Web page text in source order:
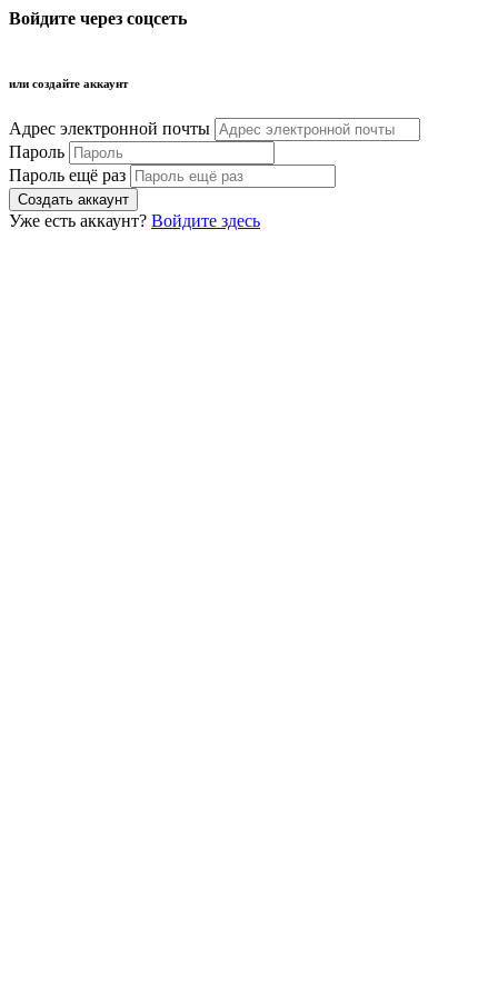
Войдите через соцсеть
или создайте аккаунт
Адрес электронной почты
Пароль
Пароль ещё раз
Уже есть аккаунт? Войдите здесь